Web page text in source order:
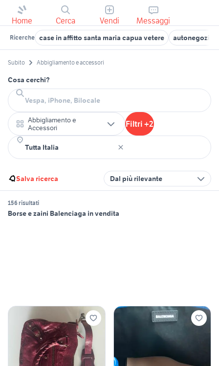
Home Cerca Vendi Messaggi
Ricerche case in affitto santa maria capua vetere autonegozio
Subito Abbigliamento e accessori
Cosa cerchi?
Abbigliamento e
Accessori
Filtri +2
Salva ricerca Dal più rilevante
156 risultati
Borse e zaini Balenciaga in vendita